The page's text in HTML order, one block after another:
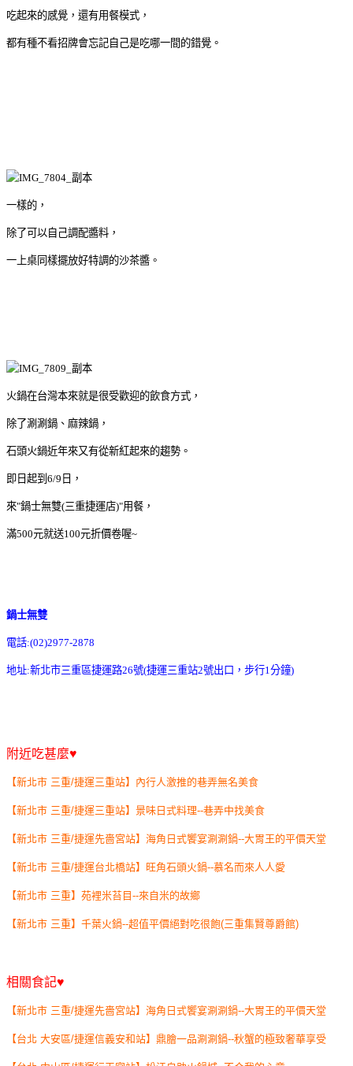
吃起來的感覺，還有用餐模式，
都有種不看招牌會忘記自己是吃哪一間的錯覺。
一樣的，
除了可以自己調配醬料，
一上桌同樣擺放好特調的沙茶醬。
火鍋在台灣本來就是很受歡迎的飲食方式，
除了涮涮鍋、麻辣鍋，
石頭火鍋近年來又有從新紅起來的趨勢。
即日起到6/9日，
來"鍋士無雙(三重捷運店)"用餐，
滿500元就送100元折價卷喔~
鍋士無雙
電話:(02)2977-2878
地址:新北市三重區捷運路26號(捷運三重站2號出口，步行1分鐘)
附近吃甚麼♥
【新北市 三重/捷運三重站】內行人激推的巷弄無名美食
【新北市 三重/捷運三重站】景味日式料理--巷弄中找美食
【新北市 三重/捷運先嗇宮站】海角日式饗宴涮涮鍋--大胃王的平價天堂
【新北市 三重/捷運台北橋站】旺角石頭火鍋--慕名而來人人愛
【新北市 三重】苑裡米苔目--來自米的故鄉
【新北市 三重】千葉火鍋--超值平價絕對吃很飽(三重集賢尊爵館)
相關食記♥
【新北市 三重/捷運先嗇宮站】海角日式饗宴涮涮鍋--大胃王的平價天堂
【台北 大安區/捷運信義安和站】鼎膾一品涮涮鍋--秋蟹的極致奢華享受